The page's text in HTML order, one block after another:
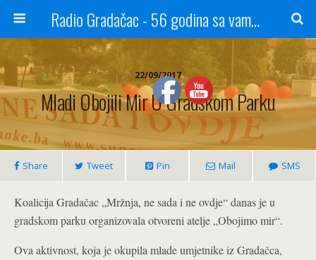
Radio Gradačac - 56 godina sa vama...
22/09/2017
Mladi Obojili Mir U Gradskom Parku
Share Tweet Pin Mail SMS
Koalicija Gradačac „Mržnja, ne sada i ne ovdje“ danas je u
gradskom parku organizovala otvoreni atelje „Obojimo mir“.
Ova aktivnost, koja je okupila mlade umjetnike iz Gradačca,